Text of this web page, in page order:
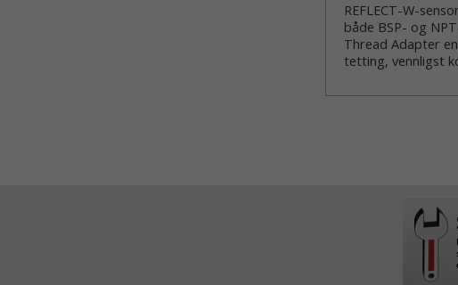
REFLECT-W-
både BSP- og
Thread Adapter
tetting, vennligst